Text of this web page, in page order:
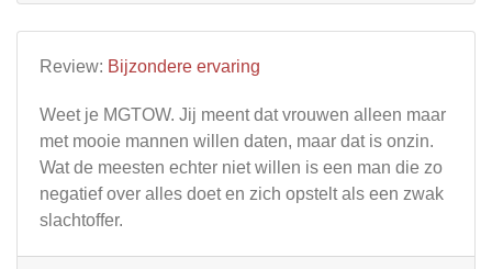
Review: Bijzondere ervaring
Weet je MGTOW. Jij meent dat vrouwen alleen maar
met mooie mannen willen daten, maar dat is onzin.
Wat de meesten echter niet willen is een man die zo
negatief over alles doet en zich opstelt als een zwak
slachtoffer.